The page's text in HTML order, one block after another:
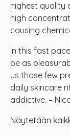
highest quality
high
causing
In this fast
be as
us those few
daily skincare
addictive. –
Näytetään